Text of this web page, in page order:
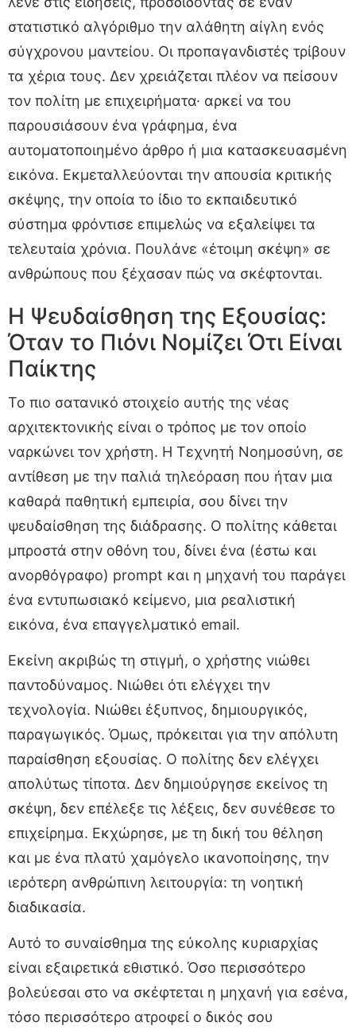
στατιστικό αλγόριθμο την αλάθητη αίγλη ενός
σύγχρονου μαντείου. Οι προπαγανδιστές τρίβουν
τα χέρια τους. Δεν χρειάζεται πλέον να πείσουν
τον πολίτη με επιχειρήματα· αρκεί να του
παρουσιάσουν ένα γράφημα, ένα
αυτοματοποιημένο άρθρο ή μια κατασκευασμένη
εικόνα. Εκμεταλλεύονται την απουσία κριτικής
σκέψης, την οποία το ίδιο το εκπαιδευτικό
σύστημα φρόντισε επιμελώς να εξαλείψει τα
τελευταία χρόνια. Πουλάνε «έτοιμη σκέψη» σε
ανθρώπους που ξέχασαν πώς να σκέφτονται.
Η Ψευδαίσθηση της Εξουσίας:
Όταν το Πιόνι Νομίζει Ότι Είναι
Παίκτης
Το πιο σατανικό στοιχείο αυτής της νέας
αρχιτεκτονικής είναι ο τρόπος με τον οποίο
ναρκώνει τον χρήστη. Η Τεχνητή Νοημοσύνη, σε
αντίθεση με την παλιά τηλεόραση που ήταν μια
καθαρά παθητική εμπειρία, σου δίνει την
ψευδαίσθηση της διάδρασης. Ο πολίτης κάθεται
μπροστά στην οθόνη του, δίνει ένα (έστω και
ανορθόγραφο) prompt και η μηχανή του παράγει
ένα εντυπωσιακό κείμενο, μια ρεαλιστική
εικόνα, ένα επαγγελματικό email.
Εκείνη ακριβώς τη στιγμή, ο χρήστης νιώθει
παντοδύναμος. Νιώθει ότι ελέγχει την
τεχνολογία. Νιώθει έξυπνος, δημιουργικός,
παραγωγικός. Όμως, πρόκειται για την απόλυτη
παραίσθηση εξουσίας. Ο πολίτης δεν ελέγχει
απολύτως τίποτα. Δεν δημιούργησε εκείνος τη
σκέψη, δεν επέλεξε τις λέξεις, δεν συνέθεσε το
επιχείρημα. Εκχώρησε, με τη δική του θέληση
και με ένα πλατύ χαμόγελο ικανοποίησης, την
ιερότερη ανθρώπινη λειτουργία: τη νοητική
διαδικασία.
Αυτό το συναίσθημα της εύκολης κυριαρχίας
είναι εξαιρετικά εθιστικό. Όσο περισσότερο
βολεύεσαι στο να σκέφτεται η μηχανή για εσένα,
τόσο περισσότερο ατροφεί ο δικός σου